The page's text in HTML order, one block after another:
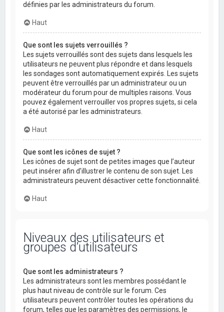
définies par les administrateurs du forum.
Haut
Que sont les sujets verrouillés ?
Les sujets verrouillés sont des sujets dans lesquels les
utilisateurs ne peuvent plus répondre et dans lesquels
les sondages sont automatiquement expirés. Les sujets
peuvent être verrouillés par un administrateur ou un
modérateur du forum pour de multiples raisons. Vous
pouvez également verrouiller vos propres sujets, si cela
a été autorisé par les administrateurs.
Haut
Que sont les icônes de sujet ?
Les icônes de sujet sont de petites images que l’auteur
peut insérer afin d’illustrer le contenu de son sujet. Les
administrateurs peuvent désactiver cette fonctionnalité.
Haut
Niveaux des utilisateurs et
groupes d’utilisateurs
Que sont les administrateurs ?
Les administrateurs sont les membres possédant le
plus haut niveau de contrôle sur le forum. Ces
utilisateurs peuvent contrôler toutes les opérations du
forum, telles que les paramètres des permissions, le